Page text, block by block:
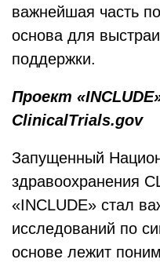
важнейшая часть
основа для
поддержки.
Проект «INCLUDE
ClinicalTrials.gov
Запущенный
здравоохранения
«INCLUDE» стал
исследований по
основе лежит